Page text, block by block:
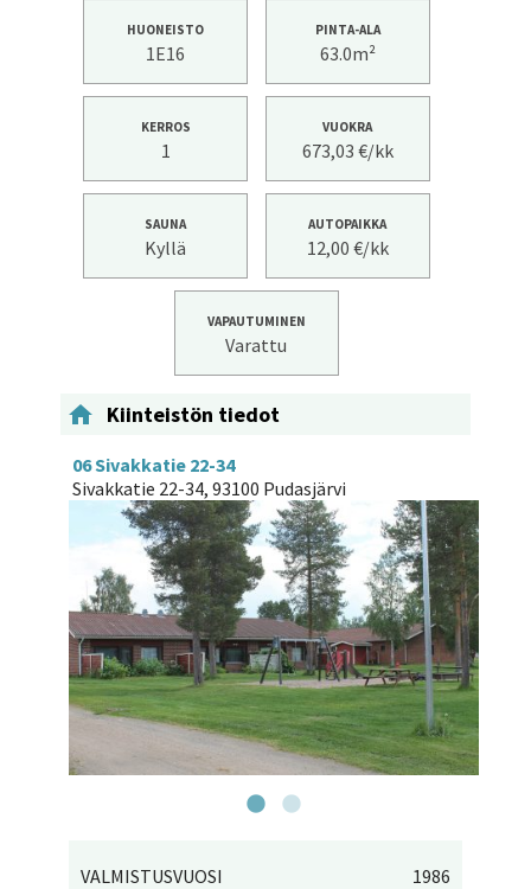
HUONEISTO
1E16
PINTA-ALA
63.0m²
KERROS
1
VUOKRA
673,03 €/kk
SAUNA
Kyllä
AUTOPAIKKA
12,00 €/kk
VAPAUTUMINEN
Varattu
 Kiinteistön tiedot
06 Sivakkatie 22-34
Sivakkatie 22-34, 93100 Pudasjärvi
VALMISTUSVUOSI 1986